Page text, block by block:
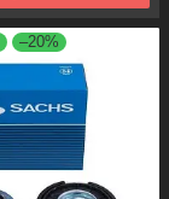
–20%